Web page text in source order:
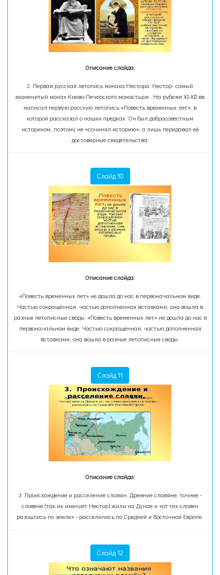
Описание слайда:
2. Первая русская летопись монаха Нестора. Нестор- самый
знаменитый монах Киево-Печерского монастыря . На рубеже XI-XII вв.
написал первую русскую летопись «Повесть временных лет», в
которой рассказал о наших предках. Он был добросовестным
историком, поэтому не «сочинял историю», а лишь передавал её
достоверные свидетельства.
Слайд 10
Описание слайда:
«Повесть временных лет» не дошла до нас в первоначальном виде.
Частью сокращённая, частью дополненная вставками, она вошла в
разные летописные своды. «Повесть временных лет» не дошла до нас в
первоначальном виде. Частью сокращённая, частью дополненная
вставками, она вошла в разные летописные своды.
Слайд 11
Описание слайда:
3. Происхождение и расселение славян. Древние славяне, точнее -
словене (так их именует Нестор) жили на Дунае и «от тех словен
разошлись по земле» - расселились по Средней и Восточной Европе.
Слайд 12